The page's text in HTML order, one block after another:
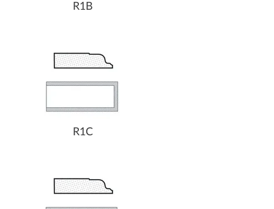
R1B
R1C